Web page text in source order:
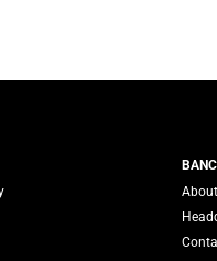
Banca